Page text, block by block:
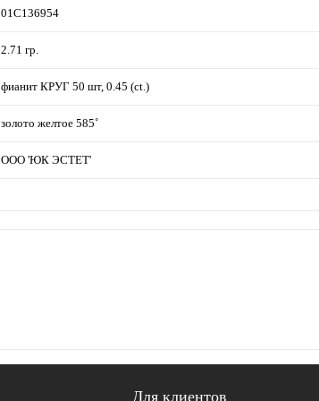
01С136954
2.71 гр.
фианит КРУГ 50 шт, 0.45 (ct.)
золото желтое 585˚
ООО 'ЮК ЭСТЕТ'
Для клиентов